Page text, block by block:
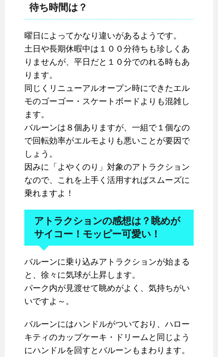
待ち時間は？
曜日によってかなり違いがあるようです。
土日や長期休暇中は１００分待ちも珍しくあ
りませんが、平日だと１０分でのれる時もあ
ります。
同じくリニューアルオープン時にできたエル
モのゴーゴー・スケートボードよりも混雑し
ます。
バルーンは８個ありますが、一組で１個なの
で回転効率がエルモよりも悪いことが要因で
しょう。
因みに「よやくのり」対象のアトラクション
なので、これを上手く活用すればスムーズに
乗れますよ！
アトラクションの感想は？眺めが
サイコー！モッピー可愛い！
バルーンに乗り込みアトラクションが始まる
と、徐々に気球が上昇します。
パーク内が見渡せて眺めがよく、気持ちがい
いですよ～。
バルーンにはハンドルがついており、ハロー
キティのカップケーキ・ドリームと同じよう
にハンドルを回すとバルーンもまわります。